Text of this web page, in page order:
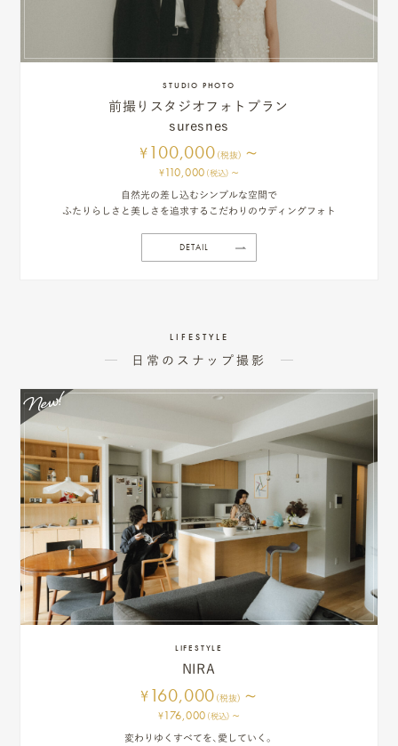
STUDIO PHOTO
前撮りスタジオフォトプラン
suresnes
¥ 100,000 (税抜) ~
¥ 110,000 (税込) ~
自然光の差し込むシンプルな空間で
ふたりらしさと美しさを追求するこだわりのウディングフォト
DETAIL
LIFESTYLE
日常のスナップ撮影
LIFESTYLE
NIRA
¥ 160,000 (税抜) ~
¥ 176,000 (税込) ~
変わりゆくすべてを、愛していく。